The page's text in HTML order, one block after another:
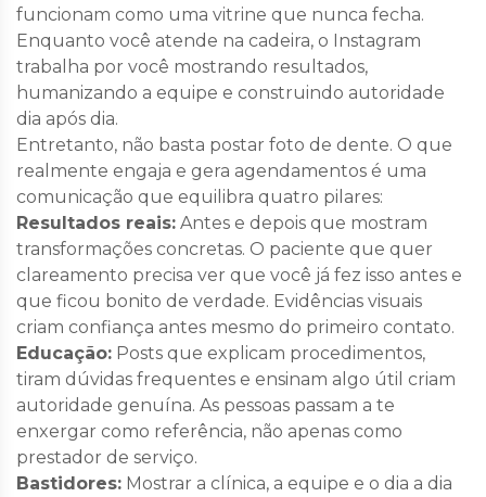
funcionam como uma vitrine que nunca fecha.
Enquanto você atende na cadeira, o Instagram
trabalha por você mostrando resultados,
humanizando a equipe e construindo autoridade
dia após dia.
Entretanto, não basta postar foto de dente. O que
realmente engaja e gera agendamentos é uma
comunicação que equilibra quatro pilares:
Resultados reais: Antes e depois que mostram
transformações concretas. O paciente que quer
clareamento precisa ver que você já fez isso antes e
que ficou bonito de verdade. Evidências visuais
criam confiança antes mesmo do primeiro contato.
Educação: Posts que explicam procedimentos,
tiram dúvidas frequentes e ensinam algo útil criam
autoridade genuína. As pessoas passam a te
enxergar como referência, não apenas como
prestador de serviço.
Bastidores: Mostrar a clínica, a equipe e o dia a dia